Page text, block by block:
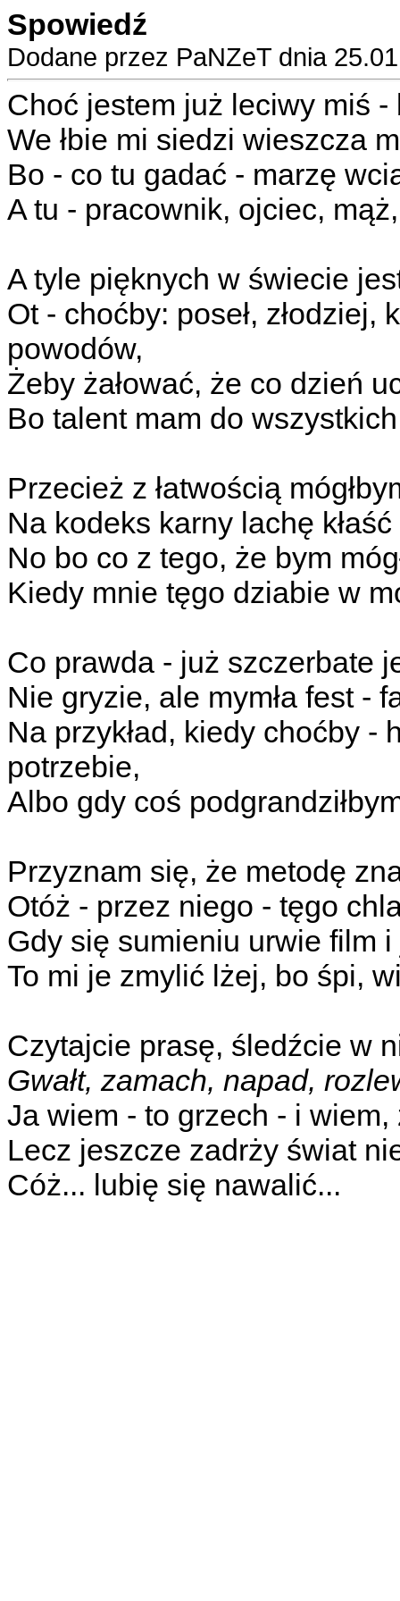
Spowiedź
Dodane przez PaNZeT dnia
Choć jestem już leciwy miś
We łbie mi siedzi wieszcza
Bo - co tu gadać - marzę
A tu - pracownik, ojciec,
A tyle pięknych w świecie
Ot - choćby: poseł,
powodów,
Żeby żałować, że co dzień
Bo talent mam do
Przecież z łatwością
Na kodeks karny lachę
No bo co z tego, że bym
Kiedy mnie tęgo dziabie w
Co prawda - już szczerbate
Nie gryzie, ale mymła fest -
Na przykład, kiedy choćby -
potrzebie,
Albo gdy coś
Przyznam się, że metodę
Otóż - przez niego - tęgo
Gdy się sumieniu urwie film
To mi je zmylić lżej, bo śpi,
Czytajcie prasę, śledźcie w
Gwałt, zamach, napad,
Ja wiem - to grzech - i
Lecz jeszcze zadrży świat
Cóż... lubię się nawalić...